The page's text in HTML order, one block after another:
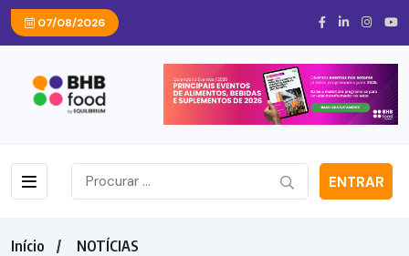
07/08/2026
ENTRAR
Início
NOTÍCIAS